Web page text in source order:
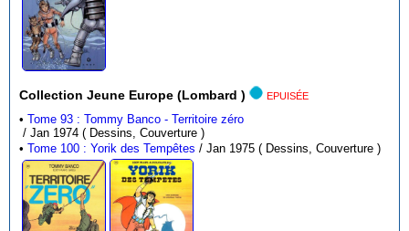
Collection Jeune Europe (Lombard ) EPUISÉE
•Tome 93 : Tommy Banco - Territoire zéro
/ Jan 1974 ( Dessins, Couverture )
•Tome 100 : Yorik des Tempêtes / Jan 1975 ( Dessins, Couverture )